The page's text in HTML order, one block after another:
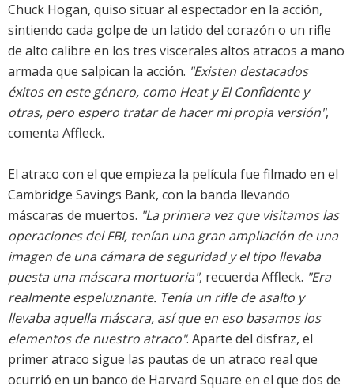
Chuck Hogan, quiso situar al espectador en la acción,
sintiendo cada golpe de un latido del corazón o un rifle
de alto calibre en los tres viscerales altos atracos a mano
armada que salpican la acción. "Existen destacados
éxitos en este género, como Heat y El Confidente y
otras, pero espero tratar de hacer mi propia versión",
comenta Affleck.
El atraco con el que empieza la película fue filmado en el
Cambridge Savings Bank, con la banda llevando
máscaras de muertos. "La primera vez que visitamos las
operaciones del FBI, tenían una gran ampliación de una
imagen de una cámara de seguridad y el tipo llevaba
puesta una máscara mortuoria", recuerda Affleck. "Era
realmente espeluznante. Tenía un rifle de asalto y
llevaba aquella máscara, así que en eso basamos los
elementos de nuestro atraco". Aparte del disfraz, el
primer atraco sigue las pautas de un atraco real que
ocurrió en un banco de Harvard Square en el que dos de